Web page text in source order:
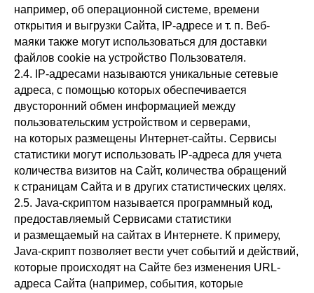
например, об операционной системе, времени
открытия и выгрузки Сайта, IP-адресе и т. п. Веб-
маяки также могут использоваться для доставки
файлов cookie на устройство Пользователя.
2.4. IP-адресами называются уникальные сетевые
адреса, с помощью которых обеспечивается
двусторонний обмен информацией между
пользовательским устройством и серверами,
на которых размещены Интернет-сайты. Сервисы
статистики могут использовать IP-адреса для учета
количества визитов на Сайт, количества обращений
к страницам Сайта и в других статистических целях.
2.5. Java-скриптом называется программный код,
предоставляемый Сервисами статистики
и размещаемый на сайтах в Интернете. К примеру,
Java-скрипт позволяет вести учет событий и действий,
которые происходят на Сайте без изменения URL-
адреса Сайта (например, события, которые